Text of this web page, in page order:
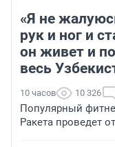
«Я не
рук и ног и
он живет и
весь
10 часов 10 326
Популярный
Ракета проведет